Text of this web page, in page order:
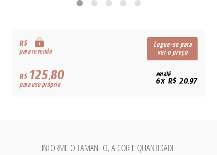
R$
para revenda
Logue-se para
ver o preço
R$125,80
para uso próprio
em até
6x R$ 20,97
INFORME O TAMANHO, A COR E QUANTIDADE